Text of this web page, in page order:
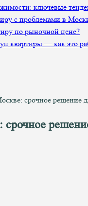
ключевые
с проблемами в
по рыночной цене?
квартиры — как это
срочное решение